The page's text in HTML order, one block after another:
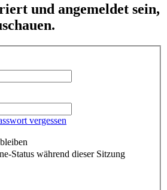
und angemeldet sein,
vergessen
Status während dieser Sitzung